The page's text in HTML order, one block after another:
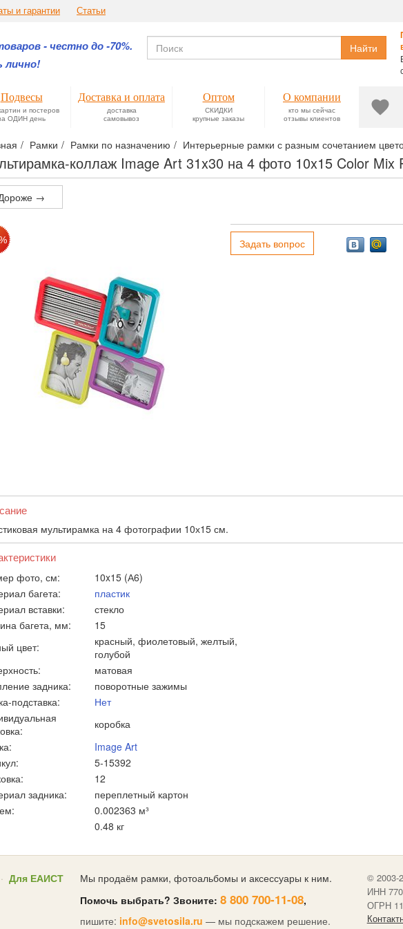
и гарантии Статьи
- честно до -70%.
лично!
Найти
Подвесы
и постеров
ОДИН день
Доставка и оплата
доставка
самовывоз
Оптом
СКИДКИ
крупные заказы
О компании
кто мы сейчас
отзывы клиентов
Рамки Рамки по назначению Интерьерные рамки с разным сочетанием
коллаж Image Art 31x30 на 4 фото 10x15 Color Mix
→
Задать вопрос
мультирамка на 4 фотографии 10х15 см.
фото, см:
10x15 (А6)
багета:
пластик
вставки:
стекло
багета, мм:
15
цвет:
красный, фиолетовый, желтый,
голубой
матовая
задника:
поворотные зажимы
подставка:
Нет
коробка
Image Art
5-15392
12
задника:
переплетный картон
0.002363 м³
0.48 кг
Для ЕАИСТ
Мы продаём рамки, фотоальбомы и аксессуары к ним.
Помочь выбрать? Звоните: 8 800 700-11-08,
пишите: info@svetosila.ru — мы подскажем решение.
© 2003-
ИНН
ОГРН